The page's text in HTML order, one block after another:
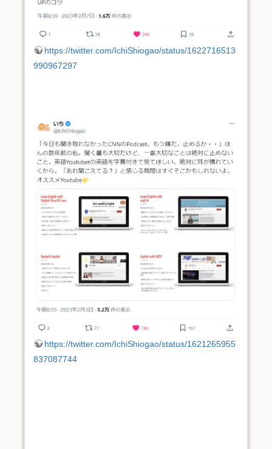
https://twitter.com/IchiShiogao/status/1622716513
990967297
https://twitter.com/IchiShiogao/status/1621265955
837087744